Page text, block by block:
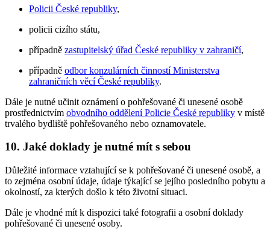
Policii České republiky,
policii cizího státu,
případně zastupitelský úřad České republiky v zahraničí,
případně odbor konzulárních činností Ministerstva
zahraničních věcí České republiky.
Dále je nutné učinit oznámení o pohřešované či unesené osobě
prostřednictvím obvodního oddělení Policie České republiky v místě
trvalého bydliště pohřešovaného nebo oznamovatele.
10. Jaké doklady je nutné mít s sebou
Důležité informace vztahující se k pohřešované či unesené osobě, a
to zejména osobní údaje, údaje týkající se jejího posledního pobytu a
okolností, za kterých došlo k této životní situaci.
Dále je vhodné mít k dispozici také fotografii a osobní doklady
pohřešované či unesené osoby.